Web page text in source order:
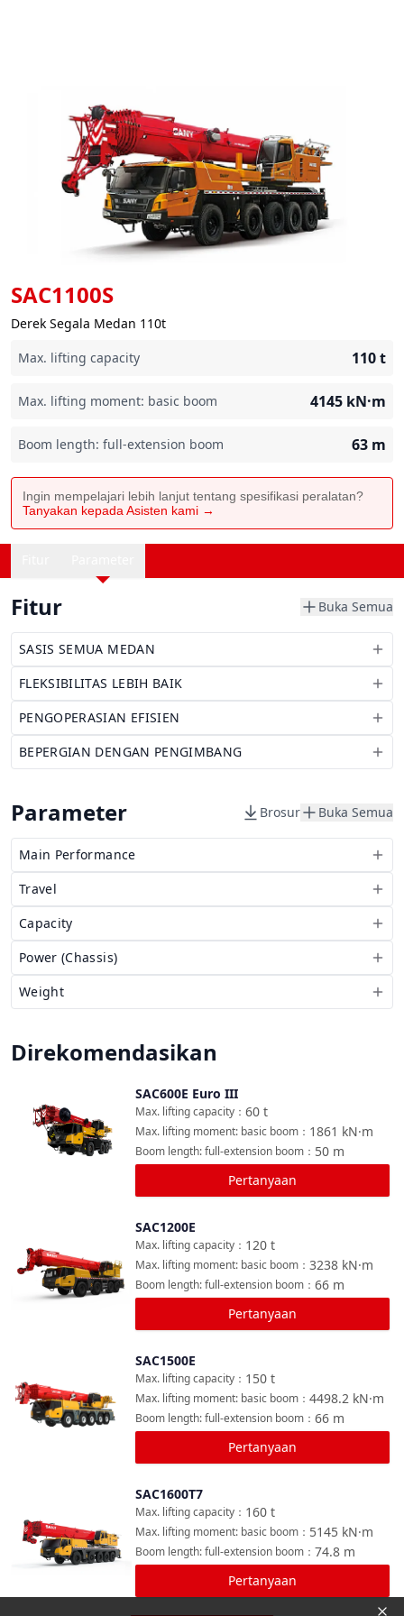
SAC1100S
Derek Segala Medan 110t
Max. lifting capacity
110t
Max. lifting moment: basic boom 4145 kN·m
Boom length: full-extension boom 63 m
Ingin mempelajari lebih lanjut tentang spesifikasi peralatan?
Tanyakan kepada Asisten kami →
Fitur Buka Semua
SASIS SEMUA MEDAN
FLEKSIBILITAS LEBIH BAIK
PENGOPERASIAN EFISIEN
BEPERGIAN DENGAN PENGIMBANG
Parameter Brosur Buka Semua
Main Performance
Travel
Capacity
Power (Chassis)
Weight
Direkomendasikan
SAC600E Euro III
60 t
Max. lifting capacity ：
1861 kN·m
Max. lifting moment: basic boom ：
50 m
Boom length: full-extension boom ：
Pertanyaan
SAC1200E
120 t
Max. lifting capacity ：
3238 kN·m
Max. lifting moment: basic boom ：
66 m
Boom length: full-extension boom ：
Pertanyaan
SAC1500E
150 t
Max. lifting capacity ：
4498.2 kN·m
Max. lifting moment: basic boom ：
66 m
Boom length: full-extension boom ：
Pertanyaan
SAC1600T7
160 t
Max. lifting capacity ：
5145 kN·m
Max. lifting moment: basic boom ：
74.8 m
Boom length: full-extension boom ：
Pertanyaan